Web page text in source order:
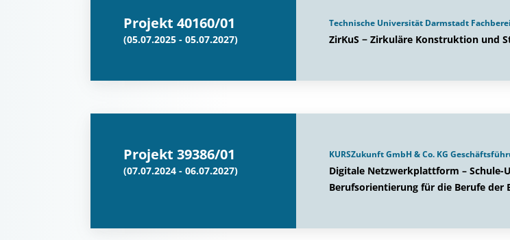
Projekt 40160/01
(05.07.2025 - 05.07.2027)
Technische Universität Darmstadt
ZirKuS − Zirkuläre Konstruktion und
Projekt 39386/01
(07.07.2024 - 06.07.2027)
KURSZukunft GmbH & Co. KG
Digitale Netzwerkplattform –
Berufsorientierung für die Berufe der